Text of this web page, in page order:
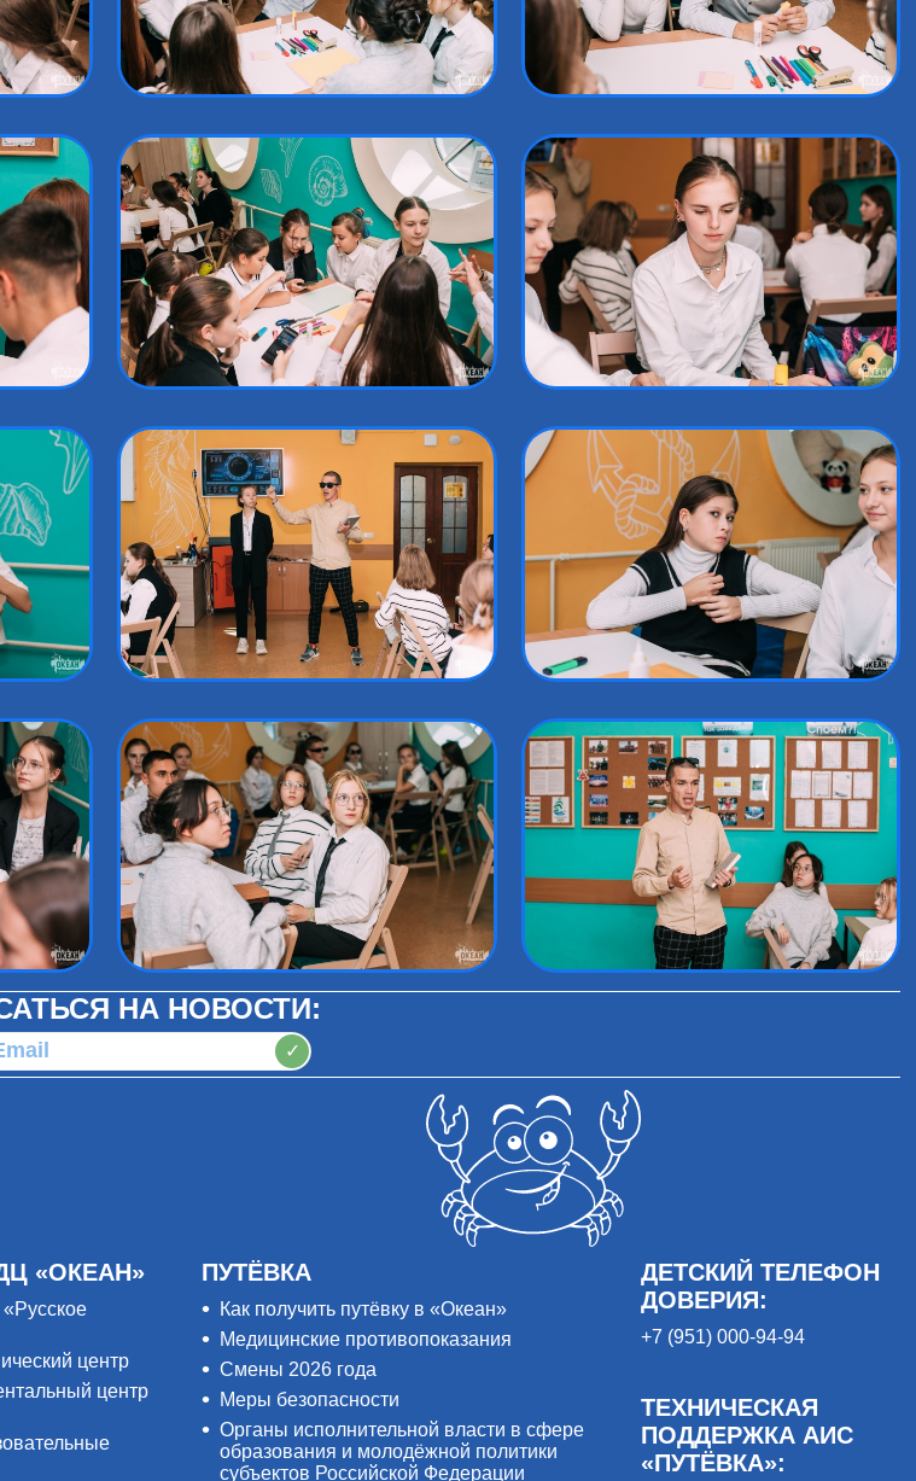
НА НОВОСТИ:
✓
«ОКЕАН»
центр
центр
ПУТЁВКА
Как получить путёвку в «Океан»
Медицинские противопоказания
Смены 2026 года
Меры безопасности
Органы исполнительной власти в сфере
образования и молодёжной политики
субъектов Российской Федерации
ДЕТСКИЙ ТЕЛЕФОН
ДОВЕРИЯ:
+7 (951) 000-94-94
ТЕХНИЧЕСКАЯ
ПОДДЕРЖКА АИС
«ПУТЁВКА»: